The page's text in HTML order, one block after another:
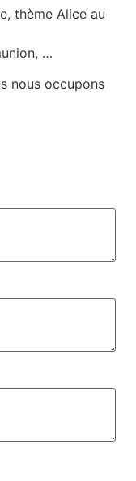
thème Alice au
…
nous occupons